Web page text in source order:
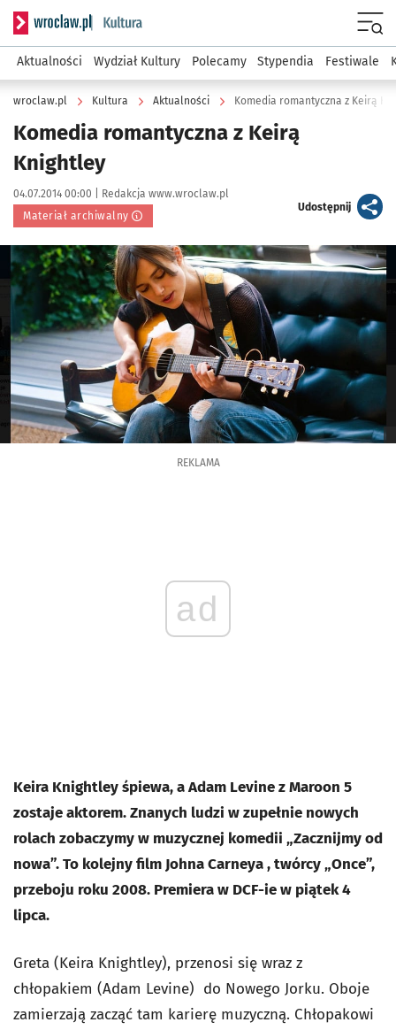
Serwis informacyjny wroclaw.pl podserwis: Kultura
Aktualności Wydział Kultury Polecamy Stypendia Festiwale
wroclaw.pl Kultura Aktualności Komedia romantyczna z Keirą
Komedia romantyczna z Keirą
Knightley
Data publikacji:
04.07.2014 00:00 | Autor:
Redakcja www.wroclaw.pl
Materiał archiwalny
Udostępnijartykuł
Kliknij, aby powiększyć
REKLAMA
ad
Keira Knightley śpiewa, a Adam Levine z Maroon 5
zostaje aktorem. Znanych ludzi w zupełnie nowych
rolach zobaczymy w muzycznej komedii „Zacznijmy od
nowa”. To kolejny film Johna Carneya , twórcy „Once”,
przeboju roku 2008. Premiera w DCF-ie w piątek 4
lipca.
Greta (Keira Knightley), przenosi się wraz z
chłopakiem (Adam Levine) do Nowego Jorku. Oboje
zamierzają zacząć tam karierę muzyczną. Chłopakowi